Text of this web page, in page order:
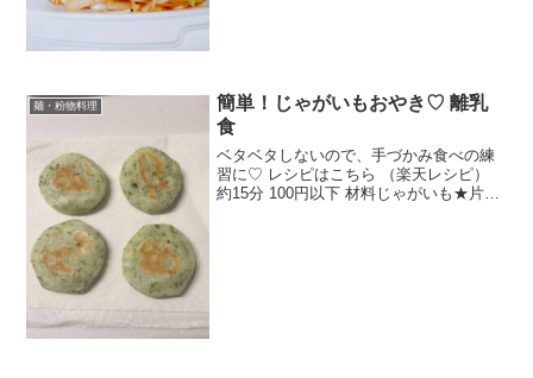
麺・粉物料理
簡単！じゃがいもおやき♡ 離乳
食
ベタベタしないので、手づかみ食べの練
習に♡ レシピはこちら （楽天レシピ）
約15分 100円以下 材料じゃがいも★片栗